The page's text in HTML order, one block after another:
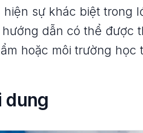
sự khác biệt trong
dẫn có thể được
hoặc môi trường học
dung